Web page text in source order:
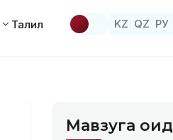
Таҳлил KZ QZ РУ
Мавзуга оид